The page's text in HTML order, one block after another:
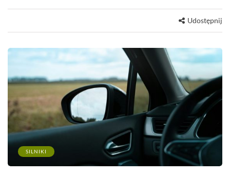
Udostępnij
SILNIKI